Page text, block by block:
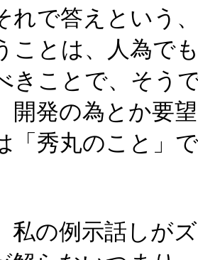
れで答えという
ことは、人為で
きことで、そう
開発の為とか要
「秀丸のこと」
私の例示話しが